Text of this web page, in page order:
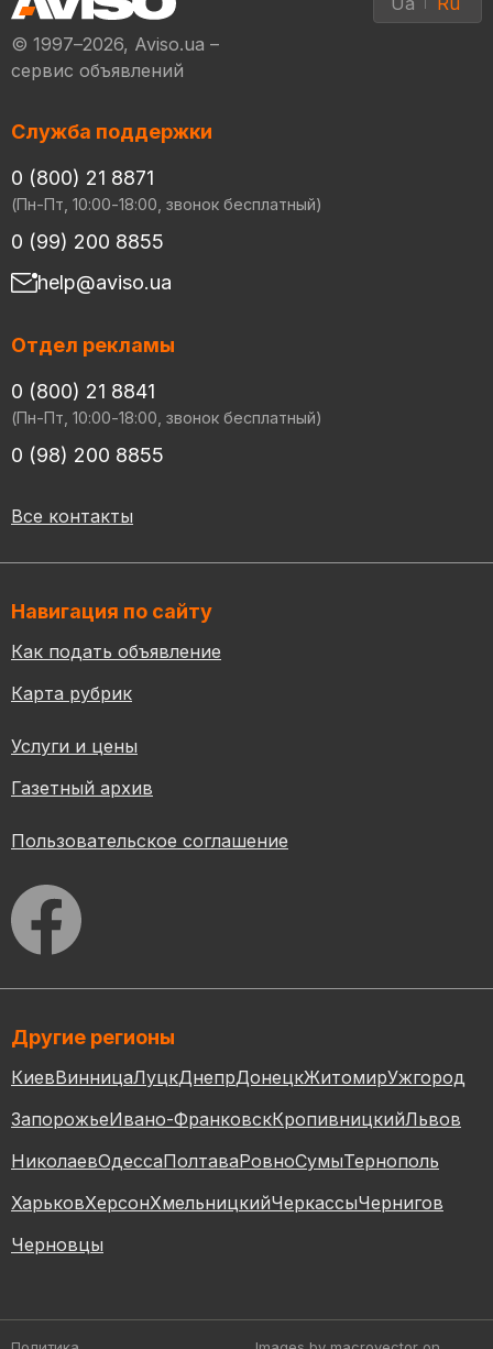
© 1997–2026, Aviso.ua –
сервис объявлений
Служба поддержки
0 (800) 21 8871
(Пн-Пт, 10:00-18:00, звонок бесплатный)
0 (99) 200 8855
help@aviso.ua
Отдел рекламы
0 (800) 21 8841
(Пн-Пт, 10:00-18:00, звонок бесплатный)
0 (98) 200 8855
Все контакты
Навигация по сайту
Как подать объявление
Карта рубрик
Услуги и цены
Газетный архив
Пользовательское соглашение
Другие регионы
КиевВинницаЛуцкДнепрДонецкЖитомирУжгород
ЗапорожьеИвано-ФранковскКропивницкийЛьвов
НиколаевОдессаПолтаваРовноСумыТернополь
ХарьковХерсонХмельницкийЧеркассыЧернигов
Черновцы